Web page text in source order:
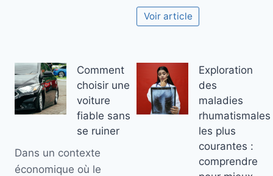
Voir article
Comment
choisir une
voiture
fiable sans
se ruiner
Dans un contexte
économique où le
Exploration
des
maladies
rhumatismales
les plus
courantes :
comprendre